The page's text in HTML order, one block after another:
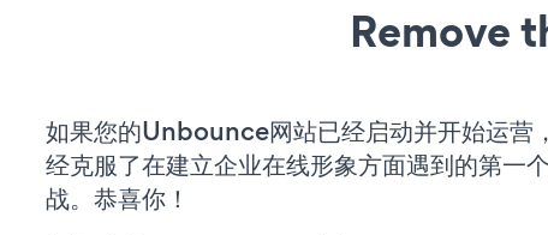
Remove
如果您的Unbounce网站已经启动并开始运营
经克服了在建立企业在线形象方面遇到的第一
战。恭喜你！